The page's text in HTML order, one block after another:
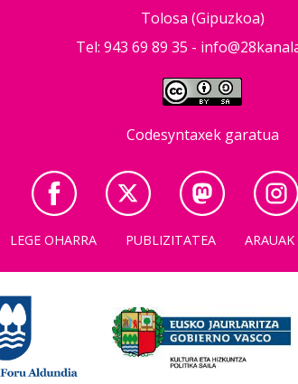
Tolosa (Gipuzkoa)
Tel: 943 69 89 35 -
Codesyntaxek garatua
LEGE OHARRA PUBLIZITATEA ARAUAK